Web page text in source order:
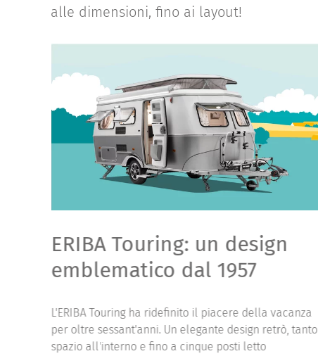
alle dimensioni, fino ai layout!
ERIBA Touring: un design
emblematico dal 1957
L'ERIBA Touring ha ridefinito il piacere della vacanza
per oltre sessant'anni. Un elegante design retrò, tanto
spazio all'interno e fino a cinque posti letto